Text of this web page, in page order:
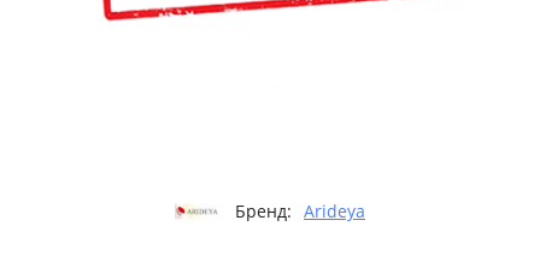
Бренд: Arideya